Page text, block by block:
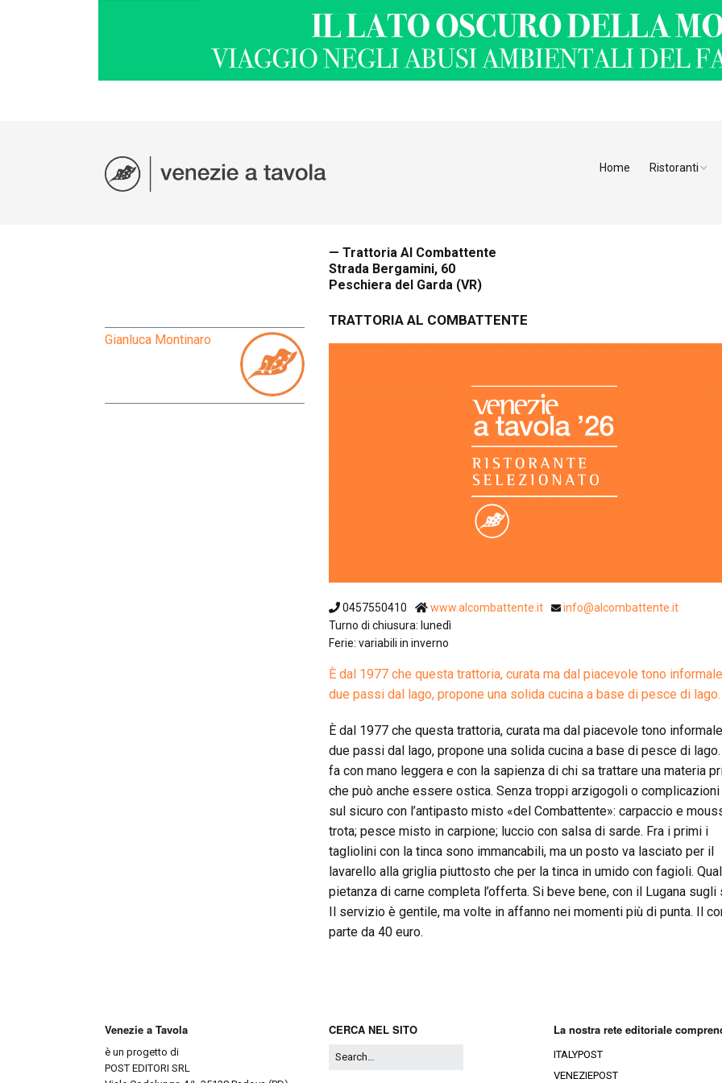
Home Ristoranti
Gianluca Montinaro
— Trattoria Al Combattente
Strada Bergamini, 60
Peschiera del Garda (VR)
TRATTORIA AL COMBATTENTE
0457550410 www.alcombattente.it
info@alcombattente.it
Turno di chiusura: lunedì
Ferie: variabili in inverno
È dal 1977 che questa trattoria, curata ma dal piacevole tono
due passi dal lago, propone una solida cucina a base di pesce di lago.
È dal 1977 che questa trattoria, curata ma dal piacevole tono
due passi dal lago, propone una solida cucina a base di pesce di
fa con mano leggera e con la sapienza di chi sa trattare una materia
che può anche essere ostica. Senza troppi arzigogoli o
sul sicuro con l’antipasto misto «del Combattente»: carpaccio e
trota; pesce misto in carpione; luccio con salsa di sarde. Fra i primi i
tagliolini con la tinca sono immancabili, ma un posto va lasciato per il
lavarello alla griglia piuttosto che per la tinca in umido con fagioli.
pietanza di carne completa l’offerta. Si beve bene, con il Lugana sugli
Il servizio è gentile, ma volte in affanno nei momenti più di punta. Il
parte da 40 euro.
Venezie a Tavola
è un progetto di
POST EDITORI SRL
CERCA NEL SITO La nostra rete editoriale
ITALYPOST
VENEZIEPOST